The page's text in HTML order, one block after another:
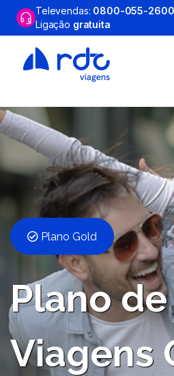
Televendas: 0800-055-2600
Ligação gratuita
Plano Gold
Plano de
Viagens